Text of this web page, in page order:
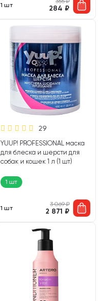
1 шт 284 ₽
29
YUUP! PROFESSIONAL маска
для блеска и шерсти для
собак и кошек 1 л (1 шт)
1 шт
1 шт
3 069₽
2 871 ₽